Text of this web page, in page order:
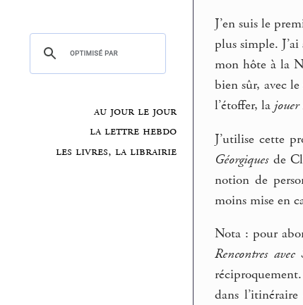
au jour le jour
la lettre hebdo
les livres, la librairie
J’en suis le
plus simple.
mon hôte à la
bien sûr, avec
l’étoffer, la jouer
J’utilise cette
Géorgiquesde
notion de
moins mise en
Nota : pour
Rencontres
dans